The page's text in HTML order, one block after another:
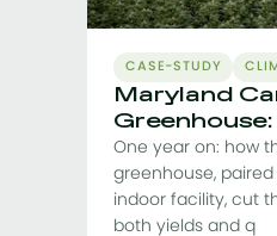
CASE-STUDY
Maryland
Greenhouse:
One year on: how
greenhouse,
indoor facility, cut
both yields and q